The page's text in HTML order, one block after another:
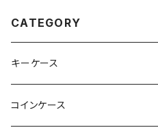
CATEGORY
キーケース
コインケース